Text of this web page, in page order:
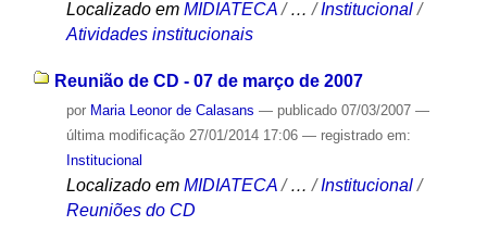
Localizado em MIDIATECA /…/Institucional /
Atividades institucionais
Reunião de CD - 07 de março de 2007
por Maria Leonor de Calasans — publicado07/03/2007 —
última modificação27/01/2014 17:06 — registrado em:
Institucional
Localizado em MIDIATECA /…/Institucional /
Reuniões do CD